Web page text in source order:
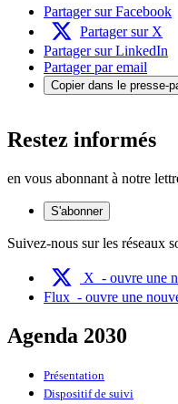
Partager sur Facebook
Partager sur X
Partager sur LinkedIn
Partager par email
Copier dans le presse-
Restez informés
en vous abonnant à notre
S'abonner
Suivez-nous sur les réseaux
X - ouvre une
Flux - ouvre une
Agenda 2030
Présentation
Dispositif de suivi